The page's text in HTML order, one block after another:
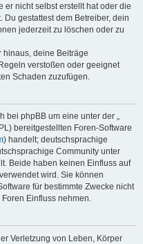
er nicht selbst erstellt hat oder die
gestattest dem Betreiber, dein
jederzeit zu löschen oder zu
hinaus, deine Beiträge
verstoßen oder geeignet
Schaden zuzufügen.
bei phpBB um eine unter der „
bereitgestellten Foren-Software
) handelt; deutschsprachige
Community unter
Beide haben keinen Einfluss auf
wird. Sie können
für bestimmte Zwecke nicht
Einfluss nehmen.
Verletzung von Leben, Körper